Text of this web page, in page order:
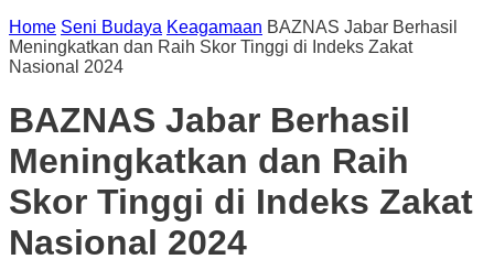
Home Seni Budaya Keagamaan BAZNAS Jabar Berhasil
Meningkatkan dan Raih Skor Tinggi di Indeks Zakat
Nasional 2024
BAZNAS Jabar Berhasil
Meningkatkan dan Raih
Skor Tinggi di Indeks Zakat
Nasional 2024